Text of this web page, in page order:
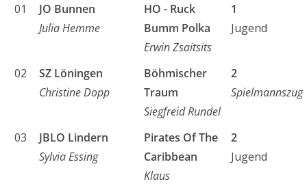
01
JO Bunnen
Julia Hemme
HO - Ruck
Bumm Polka
Erwin Zsaitsits
1
Jugend
02
SZ Löningen
Christine Dopp
Böhmischer
Traum
Siegfreid Rundel
2
Spielmannszug
03
JBLO Lindern
Sylvia Essing
Pirates Of The
Caribbean
Klaus
2
Jugend